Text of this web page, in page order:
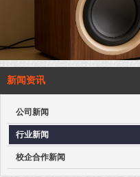
新闻资讯
公司新闻
行业新闻
校企合作新闻